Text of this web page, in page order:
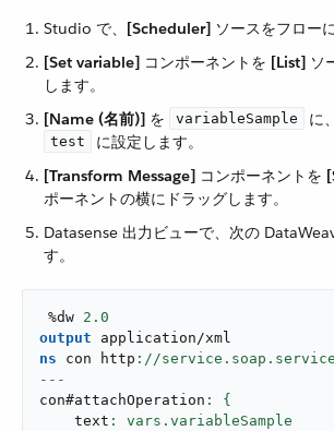
Studio で、​ [Scheduler] ソースをフロー
[Set variable] ​ コンポーネントを ​ [List]
します。
[Name (名前)] ​ を ​ variableSample ​ に、​
test
​ に設定します。
[Transform Message] ​ コンポーネントを ​
ポーネントの横にドラッグします。
Datasense 出力ビューで、次の
す。
%dw 2.0
output
application/xml
ns con http
---
con#attachOperation
    text
: vars.variableSample